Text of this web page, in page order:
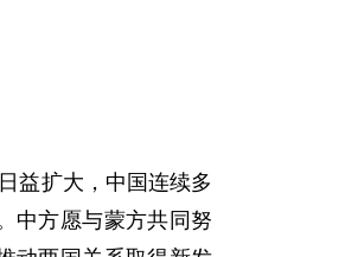
益扩大，中国连续多
中方愿与蒙方共同努